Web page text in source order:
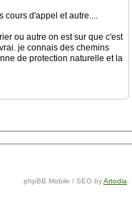
cours d'appel et autre....
ou autre on est sur que c'est
je connais des chemins
de protection naturelle et la
phpBB Mobile / SEO byArtodia